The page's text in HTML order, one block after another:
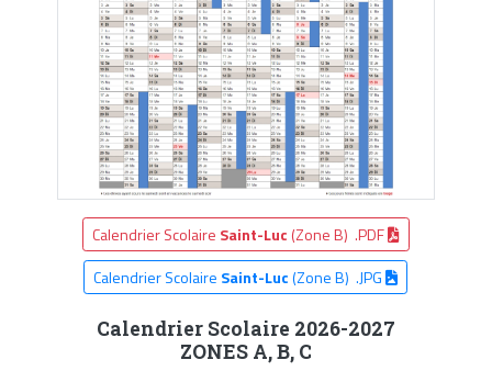
Calendrier Scolaire Saint-Luc (Zone B) .PDF
Calendrier Scolaire Saint-Luc(Zone B) .JPG
Calendrier Scolaire 2026-2027
ZONES A, B, C